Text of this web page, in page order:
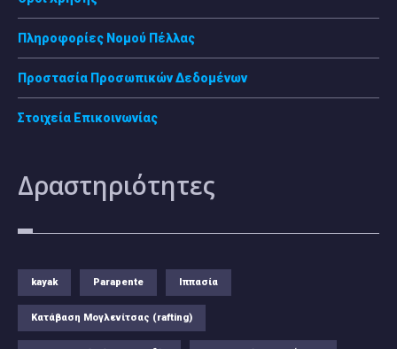
Πληροφορίες Νομού Πέλλας
Προστασία Προσωπικών Δεδομένων
Στοιχεία Επικοινωνίας
Δραστηριότητες
kayak Parapente Ιππασία
Κατάβαση Μογλενίτσας (rafting)